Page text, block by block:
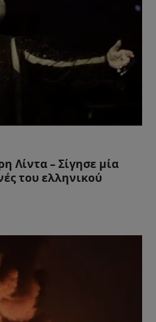
Λίντα – Σίγησε μία
του ελληνικού